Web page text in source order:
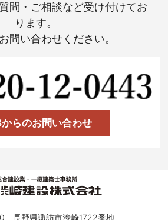
問・ご相談など受け付けてお
ります。
問い合わせください。
らのお問い合わせ
長野県諏訪市渋崎1722番地